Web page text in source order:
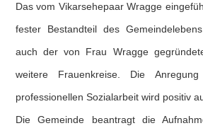
Das vom Vikarsehepaar Wragge
fester Bestandteil des
auch der von Frau Wragge
weitere Frauenkreise. Die
professionellen Sozialarbeit wird positiv
Die Gemeinde beantragt die